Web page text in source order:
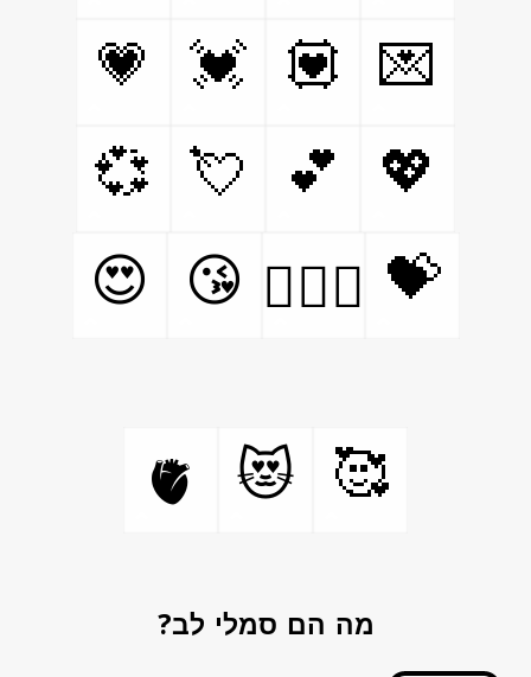
💌
💟
💓
💗
💖
💕
💘
💞
💝
👩‍❤️‍👨
😘
😍
🥰
😻
🫀
מה הם סמלי לב?